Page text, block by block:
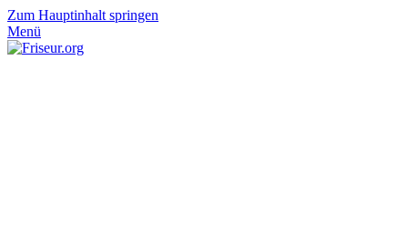
Zum Hauptinhalt springen
Menü